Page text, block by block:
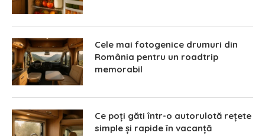
Cele mai fotogenice drumuri din
România pentru un roadtrip
memorabil
Ce poți găti într-o autorulotă rețete
simple și rapide în vacanță